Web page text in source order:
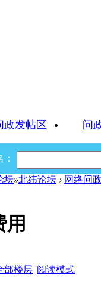
政发帖区 问
坛»北纬论坛 › 网络问政
用
部楼层 |阅读模式